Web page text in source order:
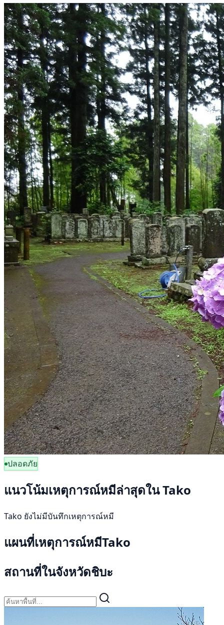
ปลอดภัย
แนวโน้มเหตุการณ์หมีล่าสุดใน Tako
Tako ยังไม่มีบันทึกเหตุการณ์หมี
แผนที่เหตุการณ์หมีTako
สถานที่ในจังหวัดชิบะ